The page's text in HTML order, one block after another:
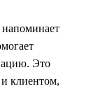
Это
клиентом,